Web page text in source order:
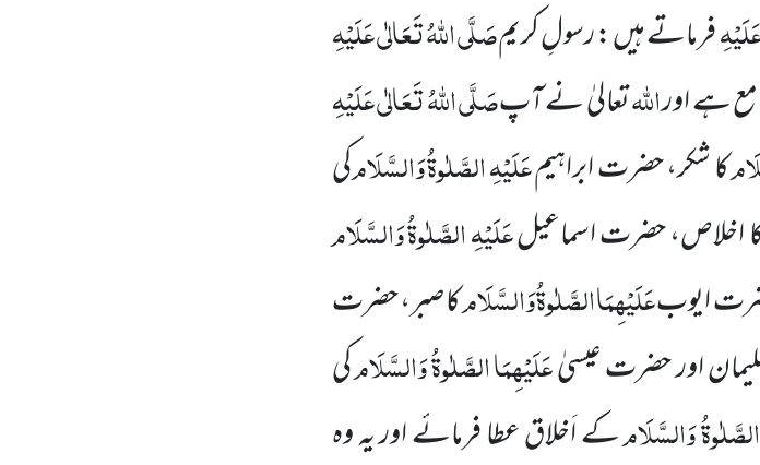
فرماتے ہیں : رسولِ کریمصَلَّی اللّٰہُ تَعَالٰی عَلَیْہِ
ہے اوراللّٰہتعالیٰ نے آپصَلَّی اللّٰہُ تَعَالٰی عَلَیْہِ
کا شکر، حضرت ابراہیمعَلَیْہِالصَّلٰوۃُوَالسَّلَامکی
اخلاص، حضرت اسماعیلعَلَیْہِالصَّلٰوۃُوَالسَّلَام
ایوبعَلَیْہِمَاالصَّلٰوۃُوَالسَّلَامکا صبر، حضرت
اور حضرت عیسیٰعَلَیْہِمَاالصَّلٰوۃُوَالسَّلَامکی
وَالسَّلَامکے اَخلاق عطا فرمائے اور یہ وہ